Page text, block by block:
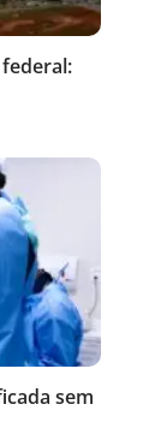
sem